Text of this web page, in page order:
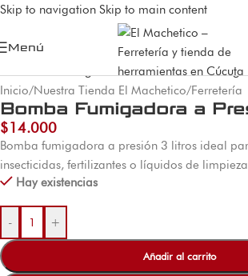
Skip to navigation Skip to main content
Menú
Inicio/Nuestra Tienda El Machetico/Ferretería
Bomba Fumigadora a
$14.000
Bomba fumigadora a presión 3 litros ideal
insecticidas, fertilizantes o líquidos de
Hay existencias
- +
Añadir al carrito